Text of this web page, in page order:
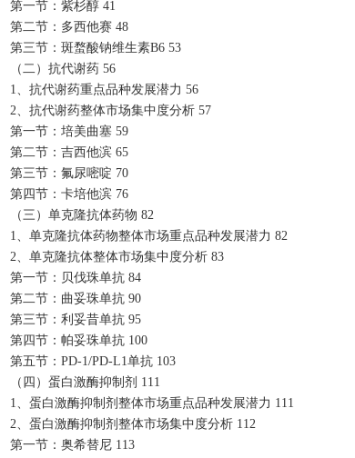
第一节：紫杉醇 41
第二节：多西他赛 48
第三节：斑蝥酸钠维生素B6 53
（二）抗代谢药 56
1、抗代谢药重点品种发展潜力 56
2、抗代谢药整体市场集中度分析 57
第一节：培美曲塞 59
第二节：吉西他滨 65
第三节：氟尿嘧啶 70
第四节：卡培他滨 76
（三）单克隆抗体药物 82
1、单克隆抗体药物整体市场重点品种发展潜力 82
2、单克隆抗体整体市场集中度分析 83
第一节：贝伐珠单抗 84
第二节：曲妥珠单抗 90
第三节：利妥昔单抗 95
第四节：帕妥珠单抗 100
第五节： PD-1/PD-L1单抗 103
（四）蛋白激酶抑制剂 111
1、蛋白激酶抑制剂整体市场重点品种发展潜力 111
2、蛋白激酶抑制剂整体市场集中度分析 112
第一节：奥希替尼 113